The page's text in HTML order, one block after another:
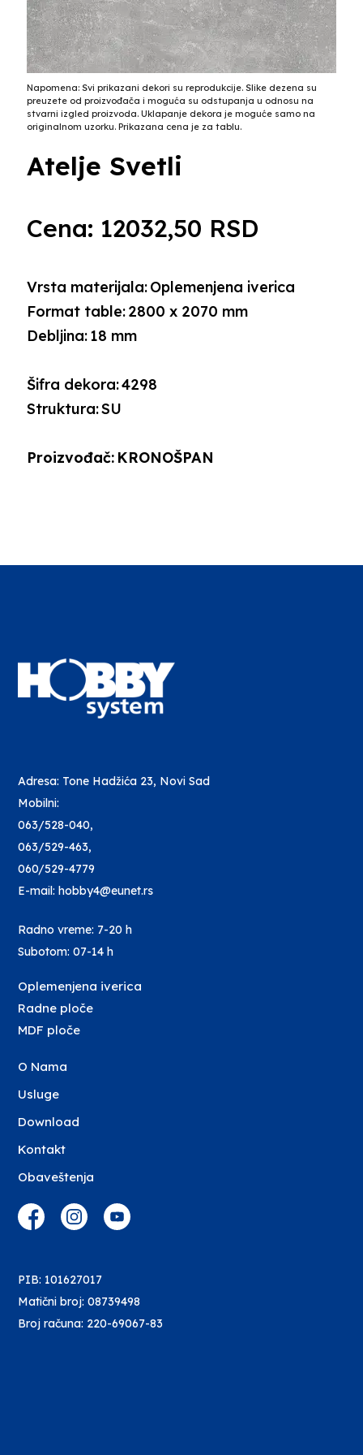
Napomena: Svi prikazani dekori su reprodukcije. Slike dezena su
preuzete od proizvođača i moguća su odstupanja u odnosu na
stvarni izgled proizvoda. Uklapanje dekora je moguće samo na
originalnom uzorku. Prikazana cena je za tablu.
Atelje Svetli
Cena: 12032,50 RSD
Debljina:18 mm
Format table:2800 x 2070 mm
Šifra dekora:4298
Struktura:SU
Vrsta materijala:Oplemenjena iverica
Proizvođač: KRONOŠPAN
Adresa: Tone Hadžića 23, Novi Sad
Mobilni:
063/528-040,
063/529-463,
060/529-4779
E-mail: hobby4@eunet.rs
Radno vreme: 7-20 h
Subotom: 07-14 h
Oplemenjena iverica
Radne ploče
MDF ploče
O Nama
Usluge
Download
Kontakt
Obaveštenja
PIB: 101627017
Matični broj: 08739498
Broj računa: 220-69067-83